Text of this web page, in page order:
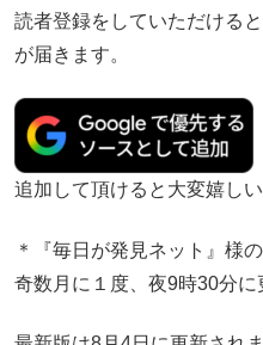
読者登録をしていただける
が届きます。
追加して頂けると大変嬉しい
＊『毎日が発見ネット』様
奇数月に１度、夜9時30分に